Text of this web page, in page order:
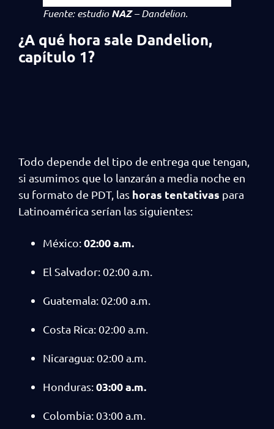
Fuente: estudioNAZ–Dandelion.
¿A qué hora sale Dandelion,
capítulo 1?
Todo depende del tipo de entrega que tengan,
si asumimos que lo lanzarán a media noche en
su formato de PDT, las horas tentativas para
Latinoamérica serían las siguientes:
México:02:00 a.m.
El Salvador: 02:00 a.m.
Guatemala: 02:00 a.m.
Costa Rica: 02:00 a.m.
Nicaragua: 02:00 a.m.
Honduras:03:00 a.m.
Colombia: 03:00 a.m.